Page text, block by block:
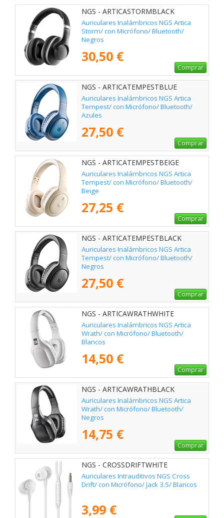
NGS - ARTICASTORMBLACK
Auriculares Inalámbricos NGS Artica
Storm/ con Micrófono/ Bluetooth/
Negros
30,50 €
Comprar
NGS - ARTICATEMPESTBLUE
Auriculares Inalámbricos NGS Artica
Tempest/ con Micrófono/ Bluetooth/
Azules
27,50 €
Comprar
NGS - ARTICATEMPESTBEIGE
Auriculares Inalámbricos NGS Artica
Tempest/ con Micrófono/ Bluetooth/
Beige
27,25 €
Comprar
NGS - ARTICATEMPESTBLACK
Auriculares Inalámbricos NGS Artica
Tempest/ con Micrófono/ Bluetooth/
Negros
27,50 €
Comprar
NGS - ARTICAWRATHWHITE
Auriculares Inalámbricos NGS Artica
Wrath/ con Micrófono/ Bluetooth/
Blancos
14,50 €
Comprar
NGS - ARTICAWRATHBLACK
Auriculares Inalámbricos NGS Artica
Wrath/ con Micrófono/ Bluetooth/
Negros
14,75 €
Comprar
NGS - CROSSDRIFTWHITE
Auriculares Intrauditivos NGS Cross
Drift/ con Micrófono/ Jack 3.5/ Blancos
3,99 €